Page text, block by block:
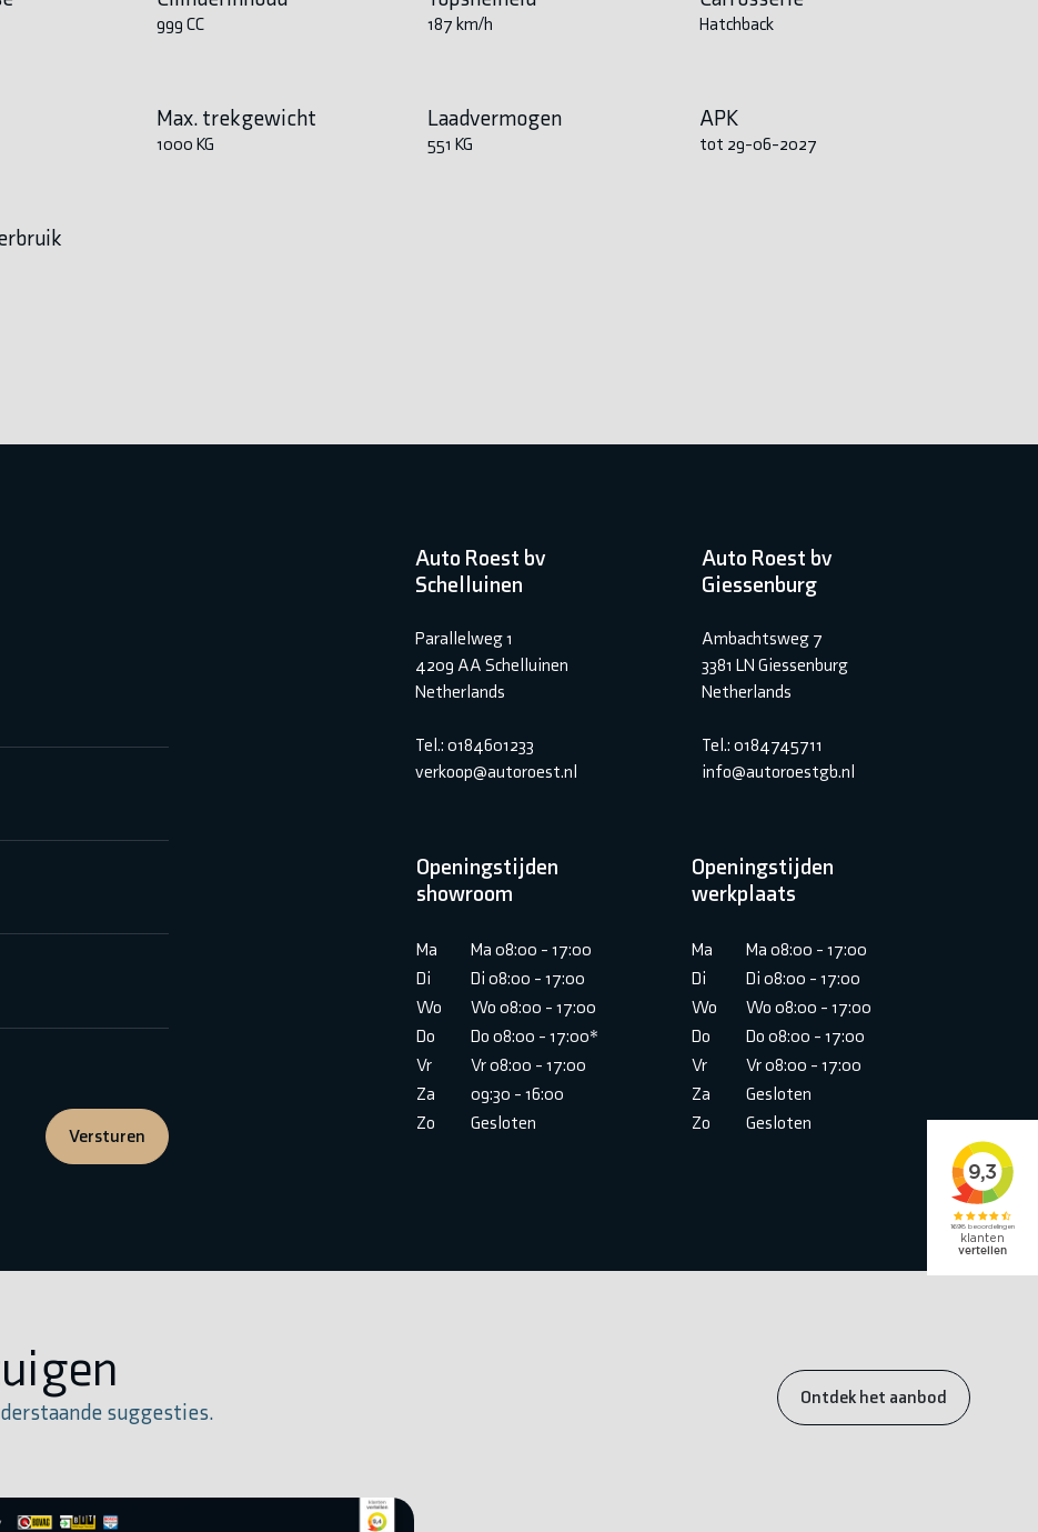
999 CC 187 km/h Hatchback
Max. trekgewicht
1000 KG
Laadvermogen
551 KG
APK
tot 29-06-2027
Versturen
Auto Roest bv
Schelluinen
Parallelweg 1
4209 AA Schelluinen
Netherlands
Tel.: 0184601233
verkoop@autoroest.nl
Auto Roest bv
Giessenburg
Ambachtsweg 7
3381 LN Giessenburg
Netherlands
Tel.: 0184745711
info@autoroestgb.nl
Openingstijden
showroom
Ma
Ma 08:00 - 17:00
Di
Di 08:00 - 17:00
Wo
Wo 08:00 - 17:00
Do
Do 08:00 - 17:00*
Vr
Vr 08:00 - 17:00
Za
09:30 - 16:00
Zo
Gesloten
Openingstijden
werkplaats
Ma
Ma 08:00 - 17:00
Di
Di 08:00 - 17:00
Wo
Wo 08:00 - 17:00
Do
Do 08:00 - 17:00
Vr
Vr 08:00 - 17:00
Za
Gesloten
Zo
Gesloten
suggesties.
Ontdek het aanbod